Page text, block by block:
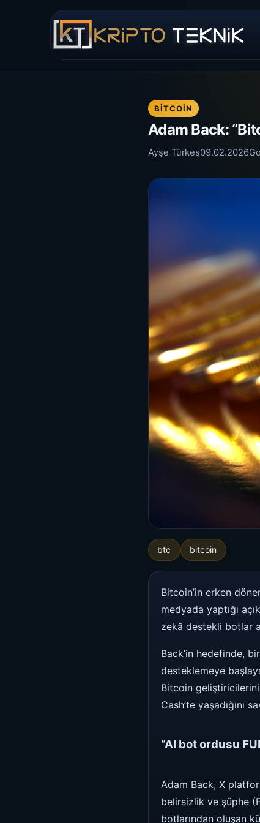
BITCOIN
Adam Back:
Ayşe Türkeş09.02.2026
btc bitcoin
Bitcoin’in erken
medyada yaptığı
zekâ destekli botlar
Back’in hedefinde,
desteklemeye
Bitcoin
Cash’te yaşadığını
“AI bot ordusu
Adam Back, X
belirsizlik ve şüphe
botlarından oluşan